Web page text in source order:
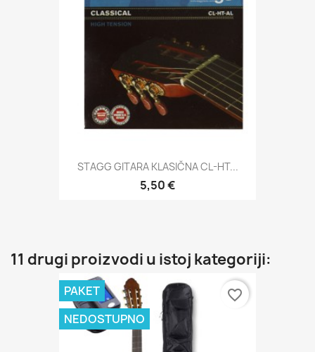
STAGG GITARA KLASIČNA CL-HT...
5,50 €
11 drugi proizvodi u istoj kategoriji:
PAKET
NEDOSTUPNO
favorite_border